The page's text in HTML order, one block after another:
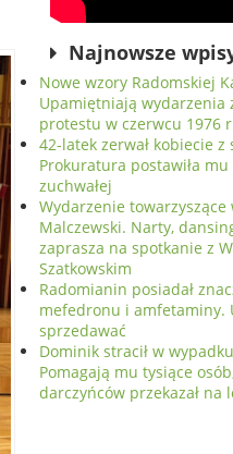
Najnowsze
Nowe wzory Radomskiej
Upamiętniają wydarzenia
protestu w czerwcu 1976
42-latek zerwał kobiecie z
Prokuratura postawiła
zuchwałej
Wydarzenie towarzyszące
Malczewski. Narty,
zaprasza na spotkanie z
Szatkowskim
Radomianin posiadał
mefedronu i amfetaminy.
sprzedawać
Dominik stracił w
Pomagają mu tysiące
darczyńców przekazał na